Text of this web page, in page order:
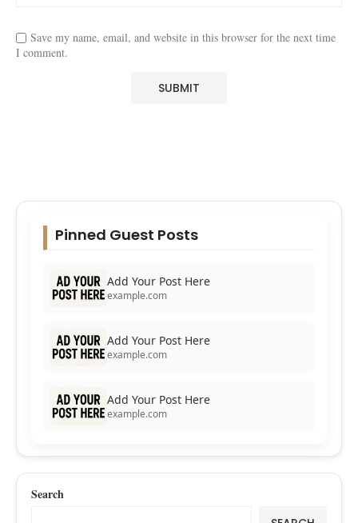
Save my name, email, and website in this browser for the next time
I comment.
Pinned Guest Posts
Add Your Post Here
example.com
Add Your Post Here
example.com
Add Your Post Here
example.com
Search